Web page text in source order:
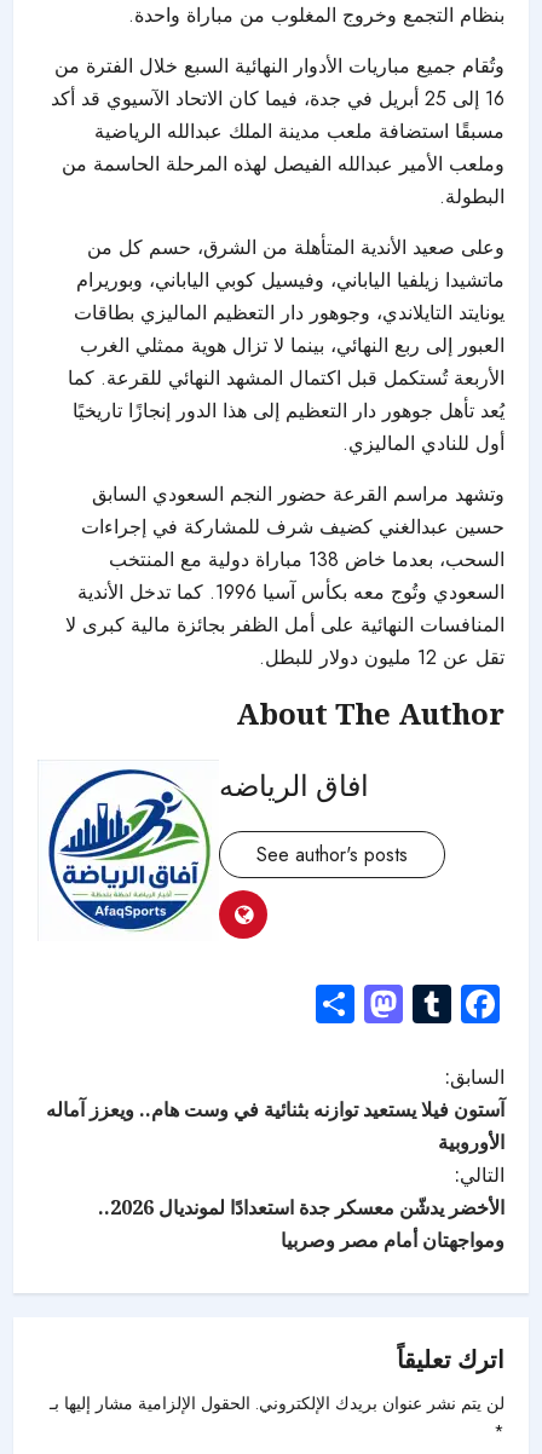
بنظام التجمع وخروج المغلوب من مباراة واحدة.
وتُقام جميع مباريات الأدوار النهائية السبع خلال الفترة من
16 إلى 25 أبريل في جدة، فيما كان الاتحاد الآسيوي قد أكد
مسبقًا استضافة ملعب مدينة الملك عبدالله الرياضية
وملعب الأمير عبدالله الفيصل لهذه المرحلة الحاسمة من
البطولة.
وعلى صعيد الأندية المتأهلة من الشرق، حسم كل من
ماتشيدا زيلفيا الياباني، وفيسيل كوبي الياباني، وبوريرام
يونايتد التايلاندي، وجوهور دار التعظيم الماليزي بطاقات
العبور إلى ربع النهائي، بينما لا تزال هوية ممثلي الغرب
الأربعة تُستكمل قبل اكتمال المشهد النهائي للقرعة. كما
يُعد تأهل جوهور دار التعظيم إلى هذا الدور إنجازًا تاريخيًا
أول للنادي الماليزي.
وتشهد مراسم القرعة حضور النجم السعودي السابق
حسين عبدالغني كضيف شرف للمشاركة في إجراءات
السحب، بعدما خاض 138 مباراة دولية مع المنتخب
السعودي وتُوج معه بكأس آسيا 1996. كما تدخل الأندية
المنافسات النهائية على أمل الظفر بجائزة مالية كبرى لا
تقل عن 12 مليون دولار للبطل.
About The Author
افاق الرياضه
See author's posts
Facebook
Tumblr
Mastodon
السابق:
آستون فيلا يستعيد توازنه بثنائية في وست هام.. ويعزز آماله
الأوروبية
التالي:
الأخضر يدشّن معسكر جدة استعدادًا لمونديال 2026..
ومواجهتان أمام مصر وصربيا
اترك تعليقاً
لن يتم نشر عنوان بريدك الإلكتروني. الحقول الإلزامية مشار إليها بـ
*